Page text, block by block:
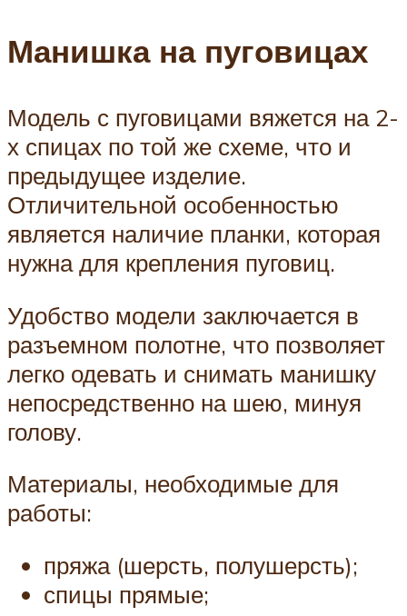
Манишка на пуговицах
Модель с пуговицами вяжется на 2-
х спицах по той же схеме, что и
предыдущее изделие.
Отличительной особенностью
является наличие планки, которая
нужна для крепления пуговиц.
Удобство модели заключается в
разъемном полотне, что позволяет
легко одевать и снимать манишку
непосредственно на шею, минуя
голову.
Материалы, необходимые для
работы:
пряжа (шерсть, полушерсть);
спицы прямые;